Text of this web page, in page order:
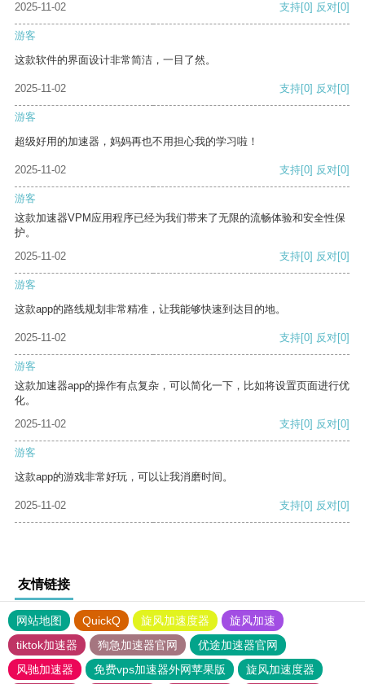
2025-11-02 支持[0] 反对[0]
游客
这款软件的界面设计非常简洁，一目了然。
2025-11-02 支持[0] 反对[0]
游客
超级好用的加速器，妈妈再也不用担心我的学习啦！
2025-11-02 支持[0] 反对[0]
游客
这款加速器VPM应用程序已经为我们带来了无限的流畅体验和安全性保
护。
2025-11-02
支持[0] 反对[0]
游客
这款app的路线规划非常精准，让我能够快速到达目的地。
2025-11-02 支持[0] 反对[0]
游客
这款加速器app的操作有点复杂，可以简化一下，比如将设置页面进行优
化。
2025-11-02
支持[0] 反对[0]
游客
这款app的游戏非常好玩，可以让我消磨时间。
2025-11-02 支持[0] 反对[0]
友情链接
网站地图 QuickQ 旋风加速度器
旋风加速
tiktok加速器
狗急加速器官网
优途加速器官网
风驰加速器
免费vps加速器外网苹果版 旋风加速度器